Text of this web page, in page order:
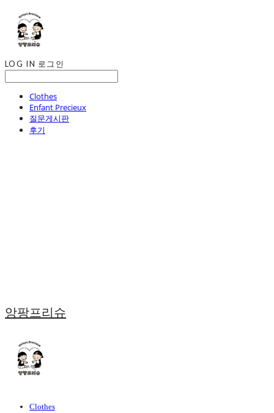
LOG IN 로그인
Clothes
Enfant Precieux
질문게시판
후기
앙팡프리슈
Clothes